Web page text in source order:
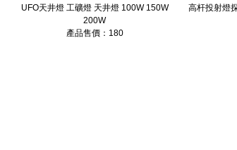
UFO天井燈 工礦燈 天井燈 100W 150W
200W
產品售價：180
高杆投射燈